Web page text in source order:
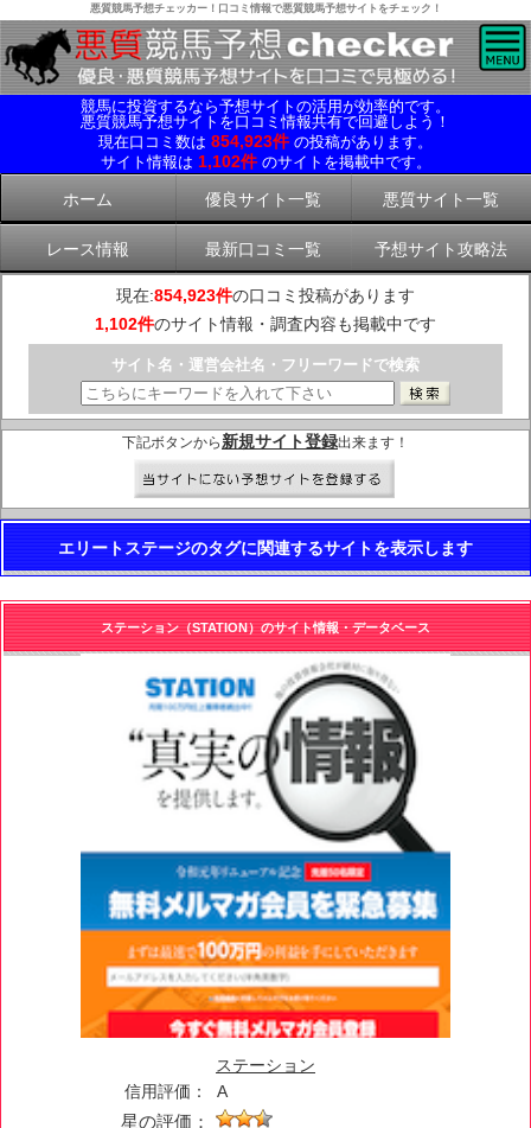
悪質競馬予想チェッカー！口コミ情報で悪質競馬予想サイトをチェック！
競馬に投資するなら予想サイトの活用が効率的です。
悪質競馬予想サイトを口コミ情報共有で回避しよう！
現在口コミ数は 854,923件 の投稿があります。
サイト情報は 1,102件 のサイトを掲載中です。
ホーム 優良サイト一覧 悪質サイト一覧
レース情報 最新口コミ一覧 予想サイト攻略法
現在:854,923件の口コミ投稿があります
1,102件のサイト情報・調査内容も掲載中です
サイト名・運営会社名・フリーワードで検索
下記ボタンから 新規サイト登録出来ます！
エリートステージのタグに関連するサイトを表示します
ステーション（STATION）のサイト情報・データベース
ステーション
信用評価：
A
星の評価：